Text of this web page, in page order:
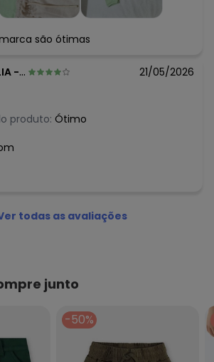
são ótimas
- DF 21/05/2026
produto: Ótimo
todas as avaliações
junto
-50%